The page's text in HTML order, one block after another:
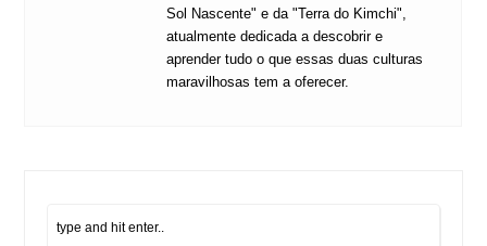
Sol Nascente" e da "Terra do Kimchi",
atualmente dedicada a descobrir e
aprender tudo o que essas duas culturas
maravilhosas tem a oferecer.